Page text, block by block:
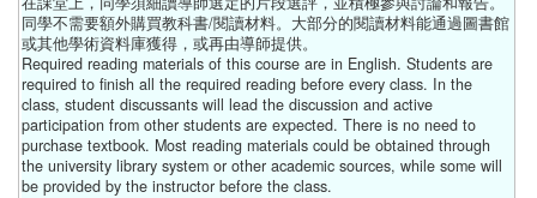
同學不需要額外購買教科書/閱讀材料。大部分的閱讀材料能通過圖書館
或其他學術資料庫獲得，或再由導師提供。
Required reading materials of this course are in English. Students are
required to finish all the required reading before every class. In the
class, student discussants will lead the discussion and active
participation from other students are expected. There is no need to
purchase textbook. Most reading materials could be obtained through
the university library system or other academic sources, while some will
be provided by the instructor before the class.